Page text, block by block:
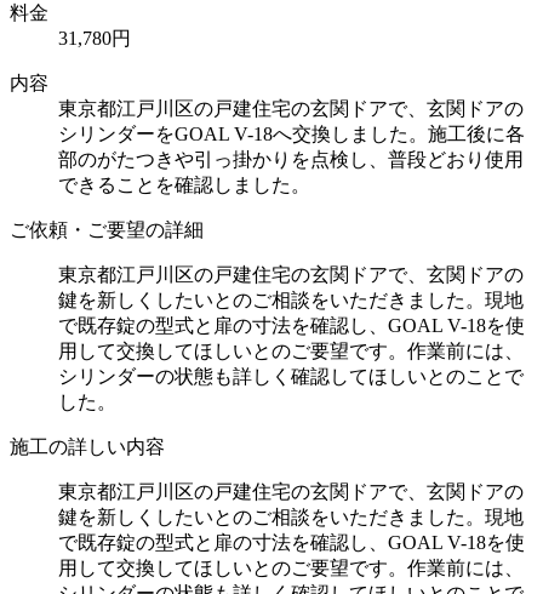
料金
31,780円
内容
東京都江戸川区の戸建住宅の玄関ドアで、玄関ドアの
シリンダーをGOAL V-18へ交換しました。施工後に各
部のがたつきや引っ掛かりを点検し、普段どおり使用
できることを確認しました。
ご依頼・ご要望の詳細
東京都江戸川区の戸建住宅の玄関ドアで、玄関ドアの
鍵を新しくしたいとのご相談をいただきました。現地
で既存錠の型式と扉の寸法を確認し、GOAL V-18を使
用して交換してほしいとのご要望です。作業前には、
シリンダーの状態も詳しく確認してほしいとのことで
した。
施工の詳しい内容
東京都江戸川区の戸建住宅の玄関ドアで、玄関ドアの
鍵を新しくしたいとのご相談をいただきました。現地
で既存錠の型式と扉の寸法を確認し、GOAL V-18を使
用して交換してほしいとのご要望です。作業前には、